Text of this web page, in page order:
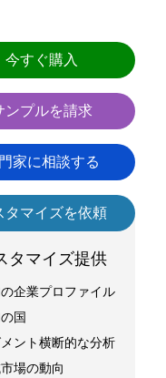
今すぐ購入
ンプルを請求
家に相談する
タマイズを依頼
タマイズ提供
企業プロファイル
国
ント横断的な分析
場の動向